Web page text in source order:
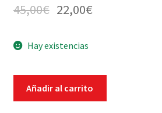
45,00€ 22,00€
Hay existencias
Añadir al carrito